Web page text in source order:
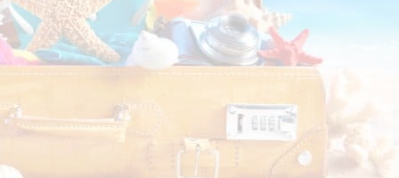
Boîte à outils
Boutique
Contact
Location de salles